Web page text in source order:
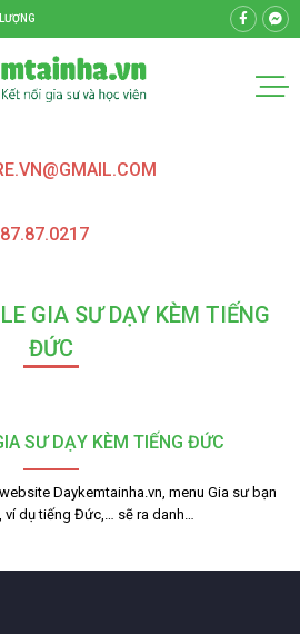
GIA SƯ DẠY KÈM TIẾNG
ĐỨC
SƯ DẠY KÈM TIẾNG ĐỨC
Daykemtainha.vn, menu Gia sư bạn
ví dụ tiếng Đức,… sẽ ra danh…